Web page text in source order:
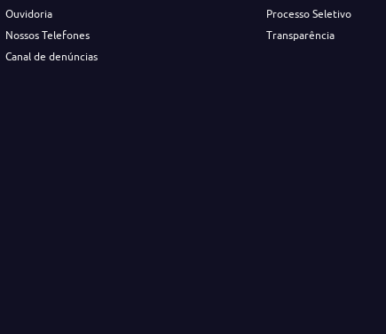
Ouvidoria
Nossos Telefones
Canal de denúncias
Processo Seletivo
Transparência